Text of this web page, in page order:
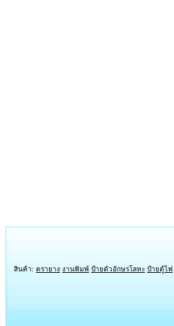
สินค้า: ตรายาง งานพิมพ์ ป้ายตัวอักษรโลหะ ป้ายตู้ไฟ